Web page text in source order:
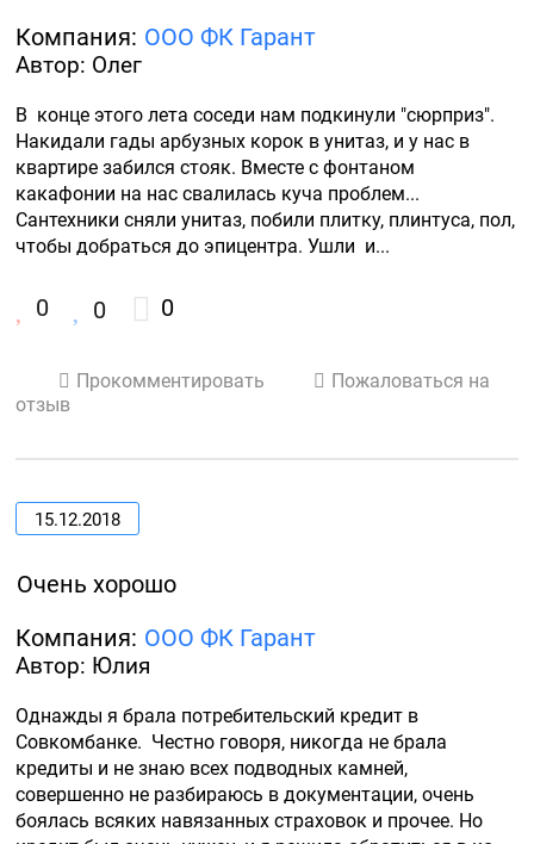
Компания: ООО ФК Гарант
Автор: Олег
В  конце этого лета соседи нам подкинули "сюрприз".
Накидали гады арбузных корок в унитаз, и у нас в
квартире забился стояк. Вместе с фонтаном
какафонии на нас свалилась куча проблем...
Сантехники сняли унитаз, побили плитку, плинтуса, пол,
чтобы добраться до эпицентра. Ушли  и...
0 0 0
Прокомментировать
Пожаловаться на
отзыв
15.12.2018
Очень хорошо
Компания: ООО ФК Гарант
Автор: Юлия
Однажды я брала потребительский кредит в
Совкомбанке.  Честно говоря, никогда не брала
кредиты и не знаю всех подводных камней,
совершенно не разбираюсь в документации, очень
боялась всяких навязанных страховок и прочее. Но